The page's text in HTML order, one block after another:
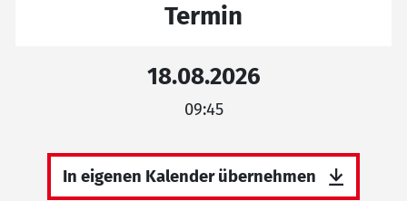
Termin
18.08.2026
09:45
In eigenen Kalender übernehmen